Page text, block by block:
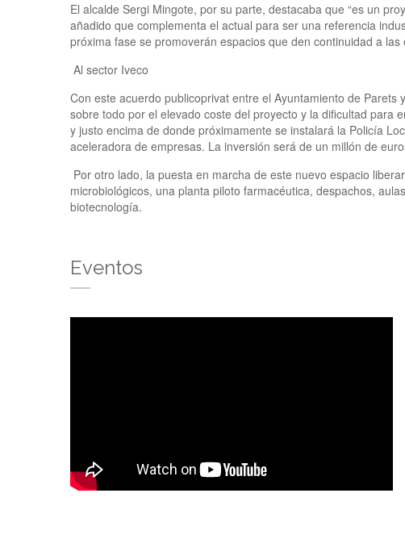
El alcalde Sergi Mingote, por su parte, destacaba que “es un
añadido que complementa el actual para ser una referencia
próxima fase se promoverán espacios que den continuidad a
Al sector Iveco
Con este acuerdo publicoprivat entre el Ayuntamiento de
sobre todo por el elevado coste del proyecto y la dificultad para
y justo encima de donde próximamente se instalará la Policía
aceleradora de empresas. La inversión será de un millón de
Por otro lado, la puesta en marcha de este nuevo espacio
microbiológicos, una planta piloto farmacéutica, despachos,
biotecnología.
Eventos